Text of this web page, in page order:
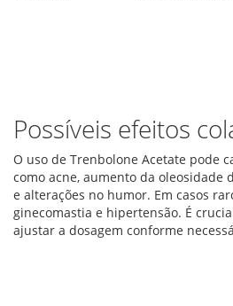
Possíveis efeitos
O uso de Trenbolone Acetate pode
como acne, aumento da oleosidade
e alterações no humor. Em casos
ginecomastia e hipertensão. É
ajustar a dosagem conforme